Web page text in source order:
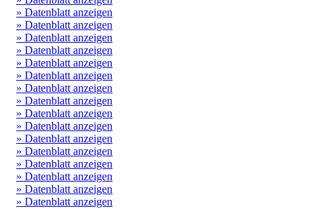
» Datenblatt anzeigen
» Datenblatt anzeigen
» Datenblatt anzeigen
» Datenblatt anzeigen
» Datenblatt anzeigen
» Datenblatt anzeigen
» Datenblatt anzeigen
» Datenblatt anzeigen
» Datenblatt anzeigen
» Datenblatt anzeigen
» Datenblatt anzeigen
» Datenblatt anzeigen
» Datenblatt anzeigen
» Datenblatt anzeigen
» Datenblatt anzeigen
» Datenblatt anzeigen